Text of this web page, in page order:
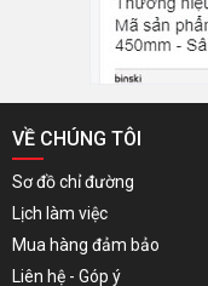
VỀ CHÚNG TÔI
Sơ đồ chỉ đường
Lịch làm việc
Mua hàng đảm bảo
Liên hệ - Góp ý